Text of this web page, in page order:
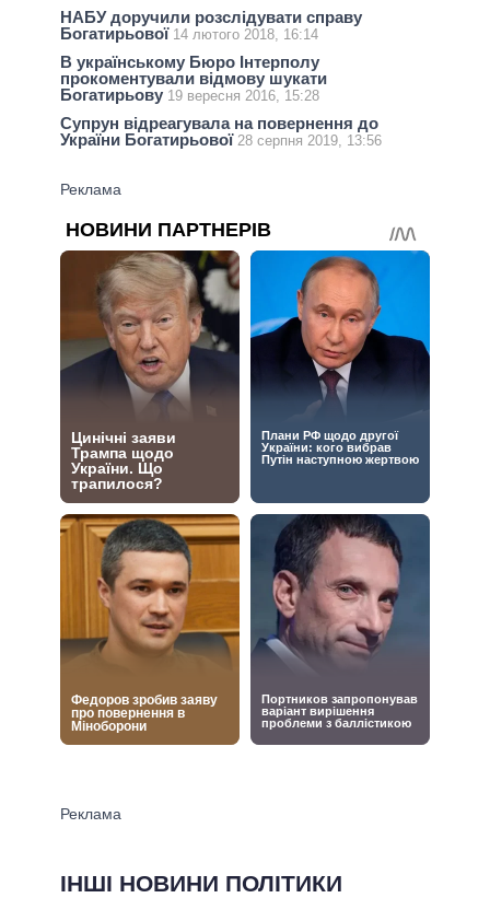
НАБУ доручили розслідувати справу
Богатирьової 14 лютого 2018, 16:14
В українському Бюро Інтерполу
прокоментували відмову шукати
Богатирьову 19 вересня 2016, 15:28
Супрун відреагувала на повернення до
України Богатирьової 28 серпня 2019, 13:56
ІНШІ НОВИНИ ПОЛІТИКИ